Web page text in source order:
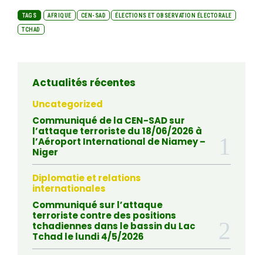
TAGS AFRIQUE CEN-SAD ÉLECTIONS ET OBSERVATION ÉLECTORALE
TCHAD
Actualités récentes
Uncategorized
Communiqué de la CEN-SAD sur
l’attaque terroriste du 18/06/2026 à
l’Aéroport International de Niamey –
Niger
Diplomatie et relations
internationales
Communiqué sur l’attaque
terroriste contre des positions
tchadiennes dans le bassin du Lac
Tchad le lundi 4/5/2026